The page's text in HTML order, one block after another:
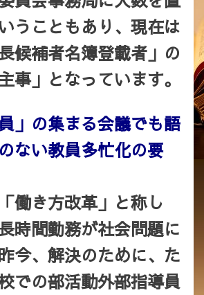
うこともあり、現在は
候補者名簿登載者」の
事」となっています。
」の集まる会議でも語
ない教員多忙化の要
働き方改革」と称し
時間勤務が社会問題に
今、解決のために、た
での部活動外部指導員